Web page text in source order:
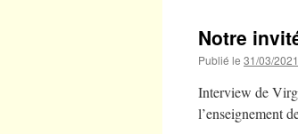
Notre
Publié le 31/03/2021
Interview de
l’enseignement